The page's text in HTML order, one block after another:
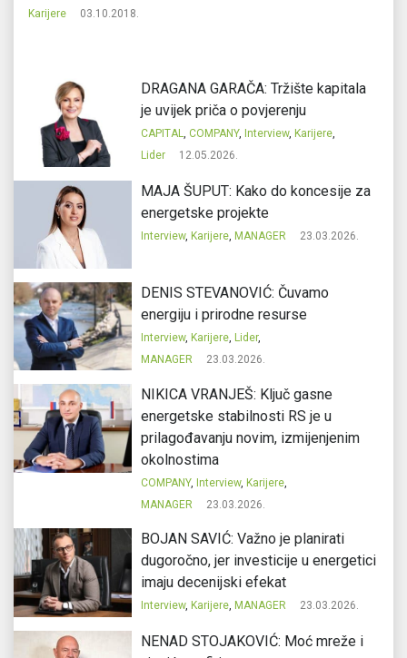
Karijere 03.10.2018.
DRAGANA GARAČA: Tržište kapitala
je uvijek priča o povjerenju
CAPITAL, COMPANY, Interview, Karijere,
Lider
12.05.2026.
MAJA ŠUPUT: Kako do koncesije za
energetske projekte
Interview, Karijere, MANAGER 23.03.2026.
DENIS STEVANOVIĆ: Čuvamo
energiju i prirodne resurse
Interview, Karijere, Lider,
MANAGER
23.03.2026.
NIKICA VRANJEŠ: Ključ gasne
energetske stabilnosti RS je u
prilagođavanju novim, izmijenjenim
okolnostima
COMPANY, Interview, Karijere,
MANAGER
23.03.2026.
BOJAN SAVIĆ: Važno je planirati
dugoročno, jer investicije u energetici
imaju decenijski efekat
Interview, Karijere, MANAGER 23.03.2026.
NENAD STOJAKOVIĆ: Moć mreže i